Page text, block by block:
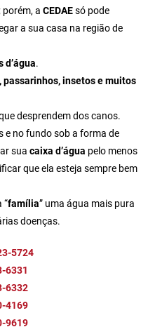
porém, a CEDAEsó pode
a sua casa na região de
d’água.
passarinhos, insetos e muitos
desprendem dos canos.
e no fundo sob a forma de
sua caixa d’água pelo menos
que ela esteja sempre bem
“família” uma água mais pura
doenças.
5724
6331
6332
4169
9619